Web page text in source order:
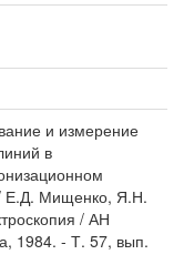
и измерение
в
/ Е.Д. Мищенко, Я.Н.
/ АН
1984. - Т. 57, вып.